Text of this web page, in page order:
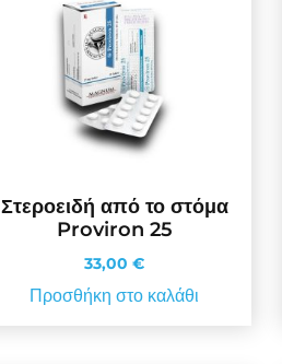
Στεροειδή από το στόμα
Proviron 25
33,00€
Προσθήκη στο καλάθι